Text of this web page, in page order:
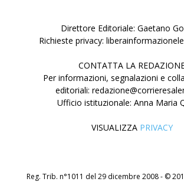
Direttore Editoriale: Gaetano
Richieste privacy:
CONTATTA LA
Per informazioni, segnalazioni e
editoriali:
Ufficio istituzionale: Anna Maria
VISUALIZZA PRIVACY
Reg. Trib. n°1011 del 29 dicembre 2008 - ©